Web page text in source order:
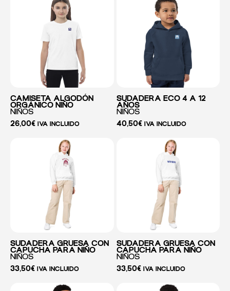
CAMISETA ALGODÓN
ORGÁNICO NIÑO
NIÑOS
26,00€ IVA INCLUIDO
SUDADERA ECO 4 A 12
AÑOS
NIÑOS
40,50€ IVA INCLUIDO
SUDADERA GRUESA CON
CAPUCHA PARA NIÑO
NIÑOS
33,50€ IVA INCLUIDO
SUDADERA GRUESA CON
CAPUCHA PARA NIÑO
NIÑOS
33,50€ IVA INCLUIDO